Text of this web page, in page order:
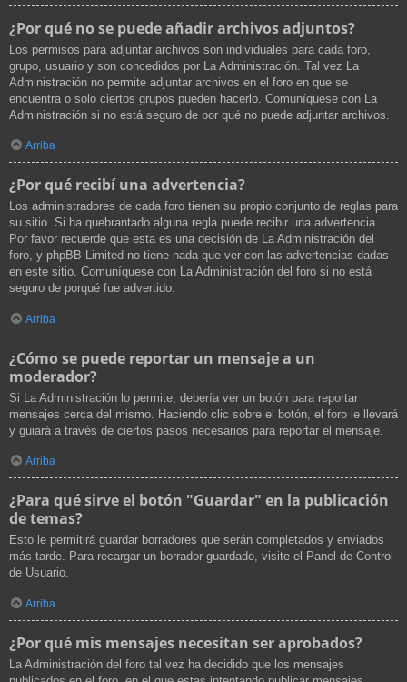
¿Por qué no se puede añadir archivos adjuntos?
Los permisos para adjuntar archivos son individuales para cada foro,
grupo, usuario y son concedidos por La Administración. Tal vez La
Administración no permite adjuntar archivos en el foro en que se
encuentra o solo ciertos grupos pueden hacerlo. Comuníquese con La
Administración si no está seguro de por qué no puede adjuntar archivos.
Arriba
¿Por qué recibí una advertencia?
Los administradores de cada foro tienen su propio conjunto de reglas para
su sitio. Si ha quebrantado alguna regla puede recibir una advertencia.
Por favor recuerde que esta es una decisión de La Administración del
foro, y phpBB Limited no tiene nada que ver con las advertencias dadas
en este sitio. Comuníquese con La Administración del foro si no está
seguro de porqué fue advertido.
Arriba
¿Cómo se puede reportar un mensaje a un
moderador?
Si La Administración lo permite, debería ver un botón para reportar
mensajes cerca del mismo. Haciendo clic sobre el botón, el foro le llevará
y guiará a través de ciertos pasos necesarios para reportar el mensaje.
Arriba
¿Para qué sirve el botón "Guardar" en la publicación
de temas?
Esto le permitirá guardar borradores que serán completados y enviados
más tarde. Para recargar un borrador guardado, visite el Panel de Control
de Usuario.
Arriba
¿Por qué mis mensajes necesitan ser aprobados?
La Administración del foro tal vez ha decidido que los mensajes